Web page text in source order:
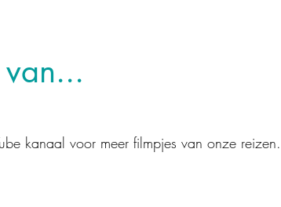
kanaal voor meer filmpjes van onze reizen.